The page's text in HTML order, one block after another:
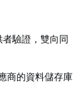
者驗證，雙向同
商的資料儲存庫